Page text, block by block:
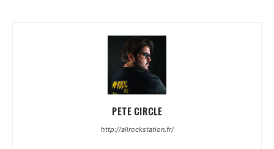
PETE CIRCLE
http://allrockstation.fr/